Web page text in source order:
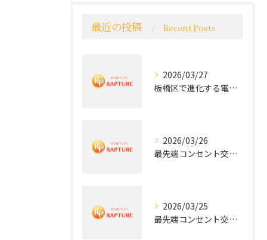
最近の投稿 Recent Posts
2026/03/27
板橋区で進化する電気工事と最新コンセント交換技術
2026/03/26
最先端コンセント交換で快適な生活を実現する電気工事の技術
2026/03/25
最先端コンセント交換で実現する安全と快適な住環境